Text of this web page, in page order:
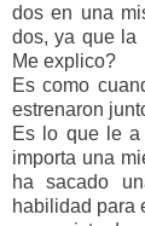
dos en una
dos, ya que la
Me explico?
Es como
estrenaron
Es lo que le a
importa una
ha sacado
habilidad para